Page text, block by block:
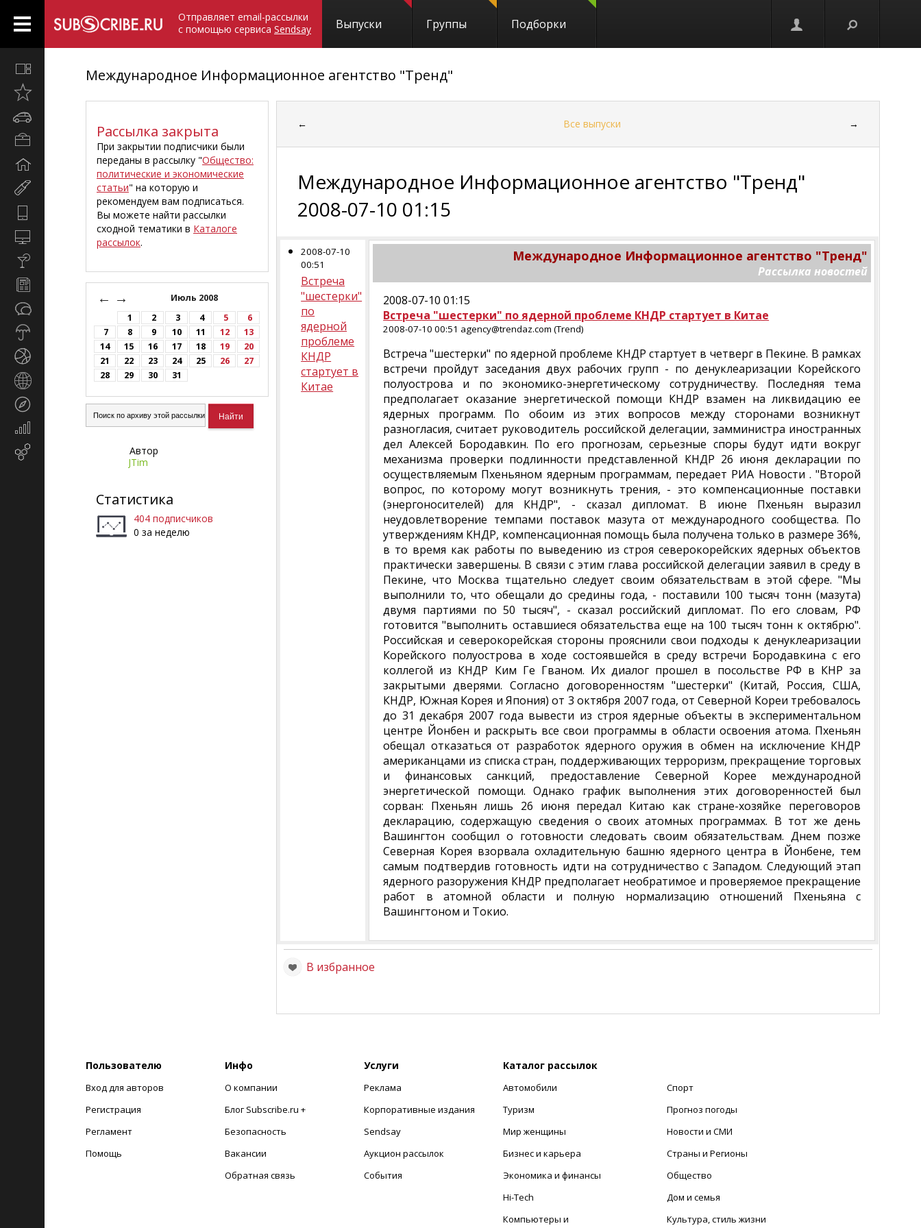
Отправляет email-рассылки
с помощью сервиса Sendsay Выпуски Группы Подборки
недавно
Компьютеры
Новости
регионы
Экономика
Международное Информационное агентство "Тренд"
Рассылка закрыта
При закрытии подписчики были
переданы в рассылку "Общество:
политические и экономические
статьи" на которую и
рекомендуем вам подписаться.
Вы можете найти рассылки
сходной тематики в Каталоге
рассылок.
← Июль 2008
→
1 2 3 4 5
6
7
8 9 10 11 12
13
14
15 16 17 18 19
20
21
22 23 24 25 26
27
28
29 30 31
Автор
JTim
Статистика
404 подписчиков
0 за неделю
← Все выпуски →
Международное Информационное агентство "Тренд"
2008-07-10 01:15
2008-07-10
00:51
Встреча
"шестерки"
по
ядерной
проблеме
КНДР
стартует в
Китае
Международное Информационное агентство "Тренд"
Рассылка новостей
2008-07-10 01:15
Встреча "шестерки" по ядерной проблеме КНДР стартует в Китае
2008-07-10 00:51 agency@trendaz.com (Trend)
Встреча "шестерки" по ядерной проблеме КНДР стартует в четверг в Пекине. В рамках
встречи пройдут заседания двух рабочих групп - по денуклеаризации Корейского
полуострова и по экономико-энергетическому сотрудничеству. Последняя тема
предполагает оказание энергетической помощи КНДР взамен на ликвидацию ее
ядерных программ. По обоим из этих вопросов между сторонами возникнут
разногласия, считает руководитель российской делегации, замминистра иностранных
дел Алексей Бородавкин. По его прогнозам, серьезные споры будут идти вокруг
механизма проверки подлинности представленной КНДР 26 июня декларации по
осуществляемым Пхеньяном ядерным программам, передает РИА Новости . "Второй
вопрос, по которому могут возникнуть трения, - это компенсационные поставки
(энергоносителей) для КНДР", - сказал дипломат. В июне Пхеньян выразил
неудовлетворение темпами поставок мазута от международного сообщества. По
утверждениям КНДР, компенсационная помощь была получена только в размере 36%,
в то время как работы по выведению из строя северокорейских ядерных объектов
практически завершены. В связи с этим глава российской делегации заявил в среду в
Пекине, что Москва тщательно следует своим обязательствам в этой сфере. "Мы
выполнили то, что обещали до средины года, - поставили 100 тысяч тонн (мазута)
двумя партиями по 50 тысяч", - сказал российский дипломат. По его словам, РФ
готовится "выполнить оставшиеся обязательства еще на 100 тысяч тонн к октябрю".
Российская и северокорейская стороны прояснили свои подходы к денуклеаризации
Корейского полуострова в ходе состоявшейся в среду встречи Бородавкина с его
коллегой из КНДР Ким Ге Гваном. Их диалог прошел в посольстве РФ в КНР за
закрытыми дверями. Согласно договоренностям "шестерки" (Китай, Россия, США,
КНДР, Южная Корея и Япония) от 3 октября 2007 года, от Северной Кореи требовалось
до 31 декабря 2007 года вывести из строя ядерные объекты в экспериментальном
центре Йонбен и раскрыть все свои программы в области освоения атома. Пхеньян
обещал отказаться от разработок ядерного оружия в обмен на исключение КНДР
американцами из списка стран, поддерживающих терроризм, прекращение торговых
и финансовых санкций, предоставление Северной Корее международной
энергетической помощи. Однако график выполнения этих договоренностей был
сорван: Пхеньян лишь 26 июня передал Китаю как стране-хозяйке переговоров
декларацию, содержащую сведения о своих атомных программах. В тот же день
Вашингтон сообщил о готовности следовать своим обязательствам. Днем позже
Северная Корея взорвала охладительную башню ядерного центра в Йонбене, тем
самым подтвердив готовность идти на сотрудничество с Западом. Следующий этап
ядерного разоружения КНДР предполагает необратимое и проверяемое прекращение
работ в атомной области и полную нормализацию отношений Пхеньяна с
Вашингтоном и Токио.
В избранное
Пользователю
Вход для авторов
Регистрация
Регламент
Помощь
Инфо
О компании
Блог Subscribe.ru +
Безопасность
Вакансии
Обратная связь
Услуги
Реклама
Корпоративные издания
Sendsay
Аукцион рассылок
События
Каталог рассылок
Автомобили
Туризм
Мир женщины
Бизнес и карьера
Экономика и финансы
Hi-Tech
Компьютеры и
Спорт
Прогноз погоды
Новости и СМИ
Страны и Регионы
Общество
Дом и семья
Культура, стиль жизни